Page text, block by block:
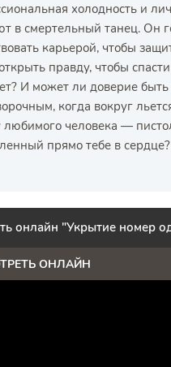
холодность и
в смертельный танец. Он
карьерой, чтобы
правду, чтобы
И может ли доверие быть
когда вокруг
любимого человека —
прямо тебе в сердце?
онлайн "Укрытие номер
ОНЛАЙН